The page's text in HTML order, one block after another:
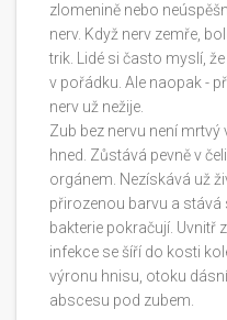
zlomenině nebo
nerv. Když nerv zemře,
trik. Lidé si často myslí,
v pořádku. Ale naopak -
nerv už nežije.
Zub bez nervu není
hned. Zůstává pevně v
orgánem. Nezískává už
přirozenou barvu a stává
bakterie pokračují. Uvnitř
infekce se šíří do kosti
výronu hnisu, otoku
abscesu pod zubem.